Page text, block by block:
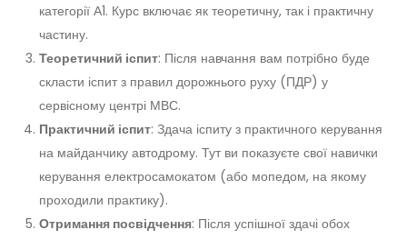
категорії А1. Курс включає як теоретичну, так і практичну
частину.
Теоретичний іспит: Після навчання вам потрібно буде
скласти іспит з правил дорожнього руху (ПДР) у
сервісному центрі МВС.
Практичний іспит: Здача іспиту з практичного керування
на майданчику автодрому. Тут ви показуєте свої навички
керування електросамокатом (або мопедом, на якому
проходили практику).
Отримання посвідчення: Після успішної здачі обох